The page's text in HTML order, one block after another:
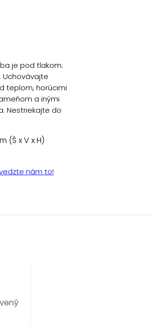
je pod tlakom:
Uchovávajte
teplom, horúcimi
a inými
Nestriekajte do
(Š x V x H)
nám to!